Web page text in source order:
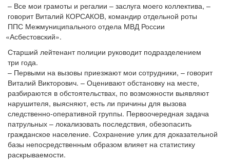
– Все мои грамоты и регалии – заслуга моего коллектива, –
говорит Виталий КОРСАКОВ, командир отдельной роты
ППС Межмуниципального отдела МВД России
«Асбестовский».
Старший лейтенант полиции руководит подразделением
три года.
– Первыми на вызовы приезжают мои сотрудники, – говорит
Виталий Викторович. – Оценивают обстановку на месте,
разбираются в обстоятельствах, по возможности выявляют
нарушителя, выясняют, есть ли причины для вызова
следственно-оперативной группы. Первоочередная задача
патрульных – локализовать последствия, обезопасить
гражданское население. Сохранение улик для доказательной
базы непосредственным образом влияет на статистику
раскрываемости.